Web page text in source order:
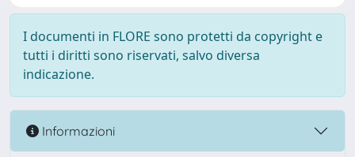
I documenti in FLORE sono protetti da copyright e
tutti i diritti sono riservati, salvo diversa
indicazione.
Informazioni